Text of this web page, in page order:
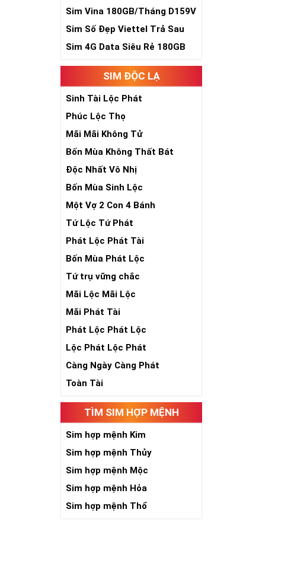
TK159
Sim Vina 180GB/Tháng D159V
Sim Số Đẹp Viettel Trả Sau
Sim 4G Data Siêu Rẻ 180GB
SIM ĐỘC LẠ
Sinh Tài Lộc Phát
Phúc Lộc Thọ
Mãi Mãi Không Tử
Bốn Mùa Không Thất Bát
Độc Nhất Vô Nhị
Bốn Mùa Sinh Lộc
Một Vợ 2 Con 4 Bánh
Tứ Lộc Tứ Phát
Phát Lộc Phát Tài
Bốn Mùa Phát Lộc
Tứ trụ vững chắc
Mãi Lộc Mãi Lộc
Mãi Phát Tài
Phát Lộc Phát Lộc
Lộc Phát Lộc Phát
Càng Ngày Càng Phát
Toàn Tài
TÌM SIM HỢP MỆNH
Sim hợp mệnh Kim
Sim hợp mệnh Thủy
Sim hợp mệnh Mộc
Sim hợp mệnh Hỏa
Sim hợp mệnh Thổ